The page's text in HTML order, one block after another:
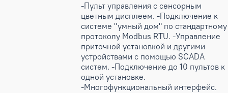
-Пульт управления с сенсорным
цветным дисплеем. -Подключение к
системе "умный дом" по стандартному
протоколу Modbus RTU. -Управление
приточной установкой и другими
устройствами с помощью SCADA
систем. -Подключение до 10 пультов к
одной установке.
-Многофункциональный интерфейс.